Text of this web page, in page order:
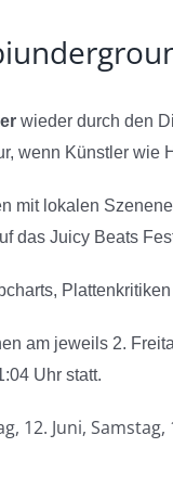
wieder durch den
wenn Künstler wie
mit lokalen
das Juicy Beats
am jeweils 2.
Uhr statt.
12. Juni, Samstag,